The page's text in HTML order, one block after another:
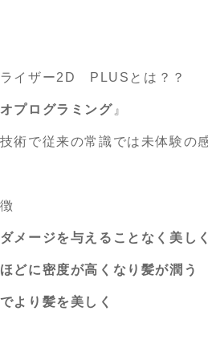
ライザー2D PLUSとは？？
プログラミング 』
術で従来の常識では未体験の
ダメージを与えることなく美し
ほどに密度が高くなり髪が潤う
より髪を美しく